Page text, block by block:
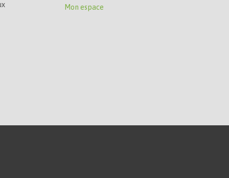
Mon espace